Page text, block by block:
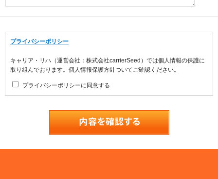
プライバシーポリシー
キャリア・リハ（運営会社：株式会社carrierSeed）では個人情報の保護に
取り組んでおります。個人情報保護方針ついてご確認ください。
プライバシーポリシーに同意する